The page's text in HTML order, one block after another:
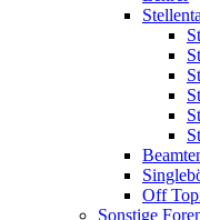
Off
Sonstige